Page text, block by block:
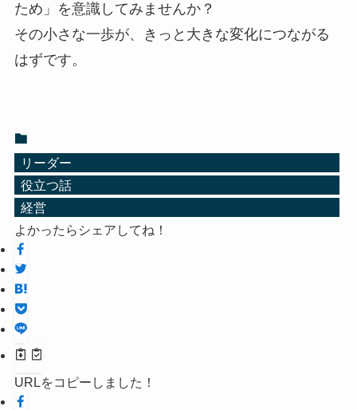
ため」を意識してみませんか？
その小さな一歩が、きっと大きな変化につながる
はずです。
リーダー
役立つ話
経営
よかったらシェアしてね！
URLをコピーしました！